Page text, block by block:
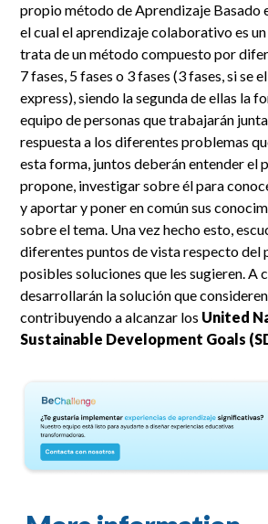
propio método de Aprendizaje Basado
el cual el aprendizaje colaborativo es un
trata de un método compuesto por
7 fases, 5 fases o 3 fases (3 fases, si se
express), siendo la segunda de ellas la
equipo de personas que trabajarán
respuesta a los diferentes problemas
esta forma, juntos deberán entender el
propone, investigar sobre él para
y aportar y poner en común sus
sobre el tema. Una vez hecho esto,
diferentes puntos de vista respecto del
posibles soluciones que les sugieren. A
desarrollarán la solución que
contribuyendo a alcanzar los United
Sustainable Development Goals